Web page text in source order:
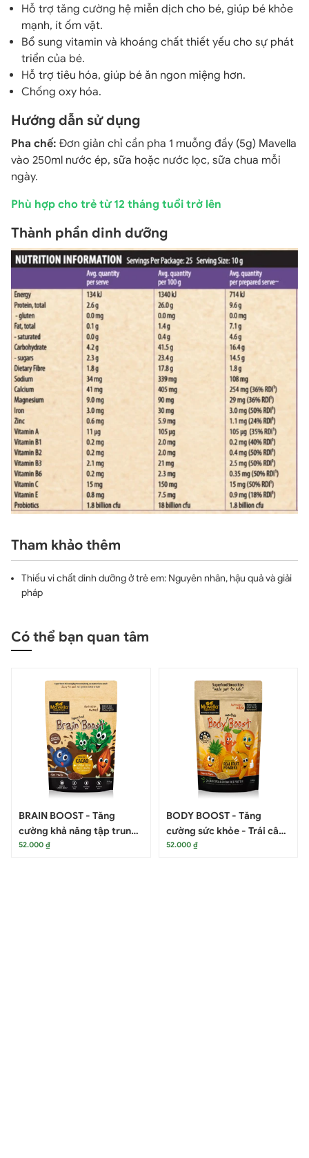
Hỗ trợ tăng cường hệ miễn dịch cho bé, giúp bé khỏe
mạnh, ít ốm vặt.
Bổ sung vitamin và khoáng chất thiết yếu cho sự phát
triển của bé.
Hỗ trợ tiêu hóa, giúp bé ăn ngon miệng hơn.
Chống oxy hóa.
Hướng dẫn sử dụng
Pha chế: Đơn giản chỉ cần pha 1 muỗng đầy (5g) Mavella
vào 250ml nước ép, sữa hoặc nước lọc, sữa chua mỗi
ngày.
Phù hợp cho trẻ từ 12 tháng tuổi trở lên
Thành phần dinh dưỡng
Tham khảo thêm
Thiếu vi chất dinh dưỡng ở trẻ em: Nguyên nhân, hậu quả và giải
pháp
Có thể bạn quan tâm
BRAIN BOOST - Tăng
cường khả năng tập trung
và bổ sung men tiêu hóa -
52.000 ₫
BODY BOOST - Tăng
cường sức khỏe - Trái cây
nhiệt đới
52.000 ₫